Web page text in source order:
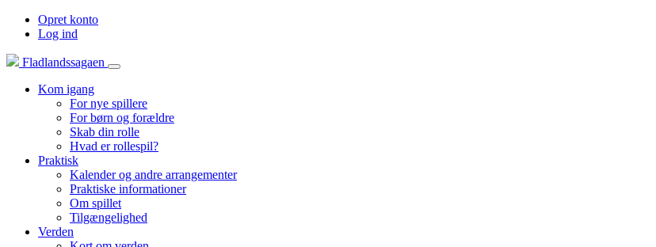
Opret konto
Log ind
Fladlandssagaen
Kom igang
For nye spillere
For børn og forældre
Skab din rolle
Hvad er rollespil?
Praktisk
Kalender og andre arrangementer
Praktiske informationer
Om spillet
Tilgængelighed
Verden